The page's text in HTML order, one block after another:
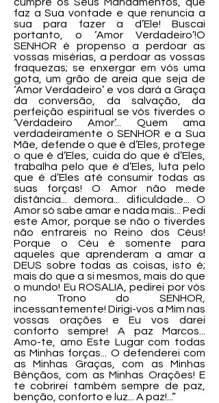
faz a Sua vontade e que renuncia a
sua para fazer a d’Ele! Buscai
portanto, o ‘Amor Verdadeiro’!O
SENHOR é propenso a perdoar as
vossas misérias, a perdoar as vossas
fraquezas; se enxergar em vós uma
gota, um grão de areia que seja de
‘Amor Verdadeiro’ e vos dará a Graça
da conversão, da salvação, da
perfeição espiritual se vós tiverdes o
‘Verdadeiro Amor’... Quem ama
verdadeiramente o SENHOR e a Sua
Mãe, defende o que é d’Eles, protege
o que é d’Eles, cuida do que é d’Eles,
trabalha pelo que é d’Eles, luta pelo
que é d’Eles até consumir todas as
suas forças! O Amor não mede
distância... demora... dificuldade... O
Amor só sabe amar e nada mais... Pedi
este Amor, porque se não o tiverdes
não entrareis no Reino dos Céus!
Porque o Céu é somente para
aqueles que aprenderam a amar a
DEUS sobre todas as coisas, isto é;
mais do que a si mesmos, mais do que
o mundo! Eu ROSALIA, pedirei por vós
no Trono do SENHOR,
incessantemente! Dirigi-vos a Mim nas
vossas orações e Eu vos darei
conforto sempre! A paz Marcos...
Amo-te, amo Este Lugar com todas
as Minhas forças... O defenderei com
as Minhas Graças, com as Minhas
Bênçãos, com as Minhas Orações! E
te cobrirei também sempre de paz,
benção, conforto e luz... A paz!...”